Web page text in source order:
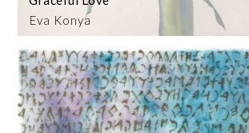
Eva Konya